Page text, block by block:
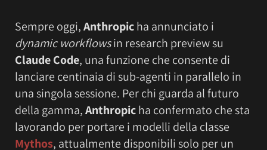
Sempre oggi,Anthropicha annunciato i
dynamic workflowsin research preview su
Claude Code, una funzione che consente di
lanciare centinaia di sub-agenti in parallelo in
una singola sessione. Per chi guarda al futuro
della gamma,Anthropicha confermato che sta
lavorando per portare i modelli della classe
Mythos, attualmente disponibili solo per un